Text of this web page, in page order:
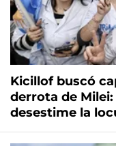
Kicillof buscó
derrota de
desestime la